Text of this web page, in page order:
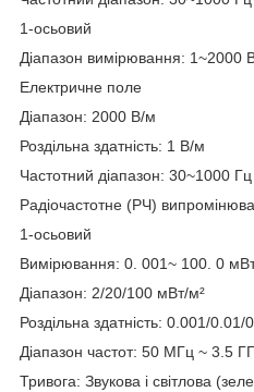
1-осьовий
Діапазон вимірювання: 1~2000
Електричне поле
Діапазон: 2000 В/м
Роздільна здатність: 1 В/м
Частотний діапазон: 30~1000 Гц
Радіочастотне (РЧ)
1-осьовий
Вимірювання: 0. 001~ 100. 0
Діапазон: 2/20/100 мВт/м²
Роздільна здатність: 0.001/
Діапазон частот: 50 МГц ~ 3.5
Тривога: Звукова і світлова